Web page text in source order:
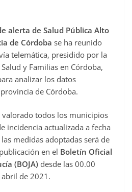
alerta de Salud Pública Alto
de Córdoba se ha reunido
telemática, presidido por la
y Familias en Córdoba,
analizar los datos
de Córdoba.
todos los municipios
incidencia actualizada a fecha
medidas adoptadas será de
en el Boletín Oficial
(BOJA) desde las 00.00
de 2021.